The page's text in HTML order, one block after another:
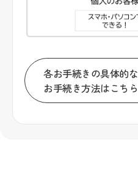
各お手続きの具体的な
お手続き方法はこちら